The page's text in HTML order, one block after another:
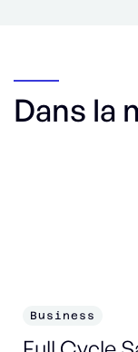
Dans la
Business